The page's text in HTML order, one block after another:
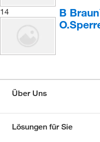
14
B
Über Uns
Lösungen für Sie